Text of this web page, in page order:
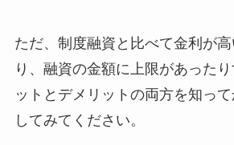
ただ、制度融資と比べて金利が
り、融資の金額に上限があった
ットとデメリットの両方を知っ
してみてください。